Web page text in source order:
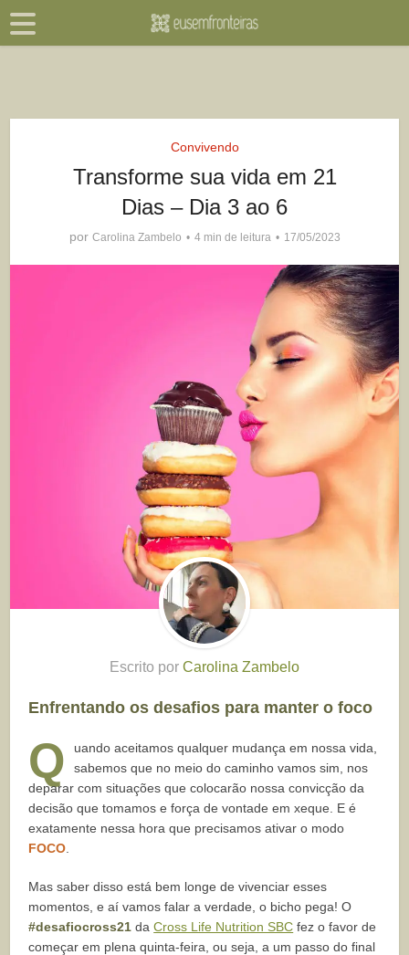
Convivendo
Transforme sua vida em 21
Dias – Dia 3 ao 6
por Carolina Zambelo 4 min de leitura 17/05/2023
Escrito por Carolina Zambelo
Enfrentando os desafios para manter o foco
Q
uando aceitamos qualquer mudança em nossa vida,
sabemos que no meio do caminho vamos sim, nos
deparar com situações que colocarão nossa convicção da
decisão que tomamos e força de vontade em xeque. E é
exatamente nessa hora que precisamos ativar o modo
FOCO
Mas saber disso está bem longe de vivenciar esses
momentos, e aí vamos falar a verdade, o bicho pega! O
#desafiocross21 daCross Life Nutrition SBC fez o favor de
começar em plena quinta-feira, ou seja, a um passo do final